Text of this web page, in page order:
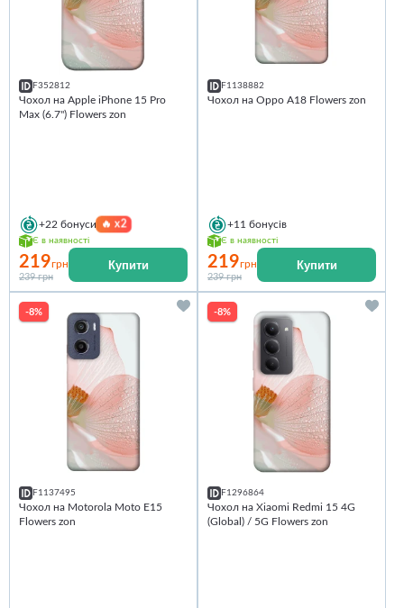
F352812
Чохол на Apple iPhone 15 Pro
Max (6.7") Flowers zon
+22 бонуси 🔥x2
Є в наявності
219грн
239 грн
Купити
F1138882
Чохол на Oppo A18 Flowers zon
+11 бонусів
Є в наявності
219грн
239 грн
Купити
-8%
F1137495
Чохол на Motorola Moto E15
Flowers zon
-8%
F1296864
Чохол на Xiaomi Redmi 15 4G
(Global) / 5G Flowers zon